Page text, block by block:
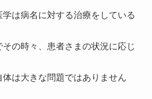
は病名に対する治療をしている
の時々、患者さまの状況に応じ
体は大きな問題ではありません